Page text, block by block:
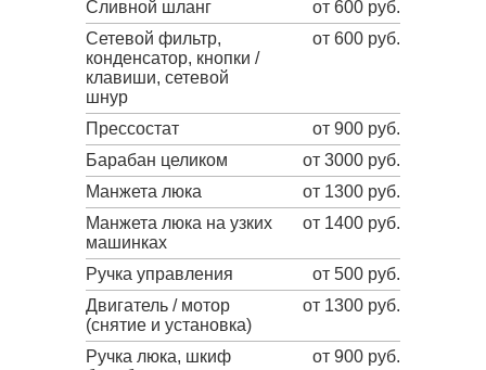
Сливной шланг
от 600 руб.
Сетевой фильтр,
конденсатор, кнопки /
клавиши, сетевой
шнур
от 600 руб.
Прессостат
от 900 руб.
Барабан целиком
от 3000 руб.
Манжета люка
от 1300 руб.
Манжета люка на узких
машинках
от 1400 руб.
Ручка управления
от 500 руб.
Двигатель / мотор
(снятие и установка)
от 1300 руб.
Ручка люка, шкиф
от 900 руб.